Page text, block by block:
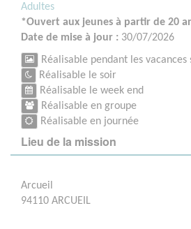
Adultes
*Ouvert aux jeunes à partir de 20
Date de mise à jour : 30/07/2026
Réalisable pendant les vacances
Réalisable le soir
Réalisable le week end
Réalisable en groupe
Réalisable en journée
Lieu de la mission
Arcueil
94110 ARCUEIL